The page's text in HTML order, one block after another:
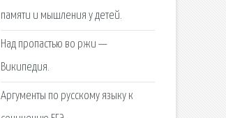
памяти и мышления у детей.
Над пропастью во ржи —
Википедия.
Аргументы по русскому языку к